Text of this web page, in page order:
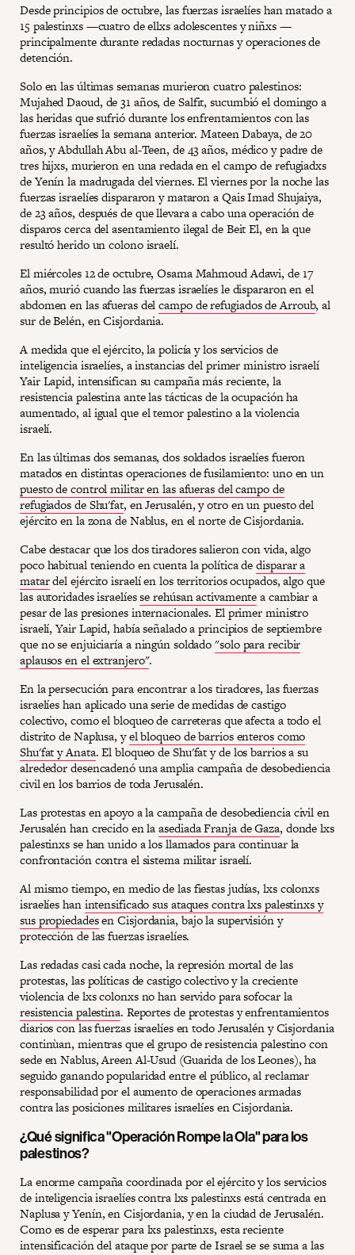
Desde principios de octubre, las fuerzas israelíes han matado a
15 palestinxs —cuatro de ellxs adolescentes y niñxs —
principalmente durante redadas nocturnas y operaciones de
detención.
Solo en las últimas semanas murieron cuatro palestinos:
Mujahed Daoud, de 31 años, de Salfit, sucumbió el domingo a
las heridas que sufrió durante los enfrentamientos con las
fuerzas israelíes la semana anterior. Mateen Dabaya, de 20
años, y Abdullah Abu al-Teen, de 43 años, médico y padre de
tres hijxs, murieron en una redada en el campo de refugiadxs
de Yenín la madrugada del viernes. El viernes por la noche las
fuerzas israelíes dispararon y mataron a Qais Imad Shujaiya,
de 23 años, después de que llevara a cabo una operación de
disparos cerca del asentamiento ilegal de Beit El, en la que
resultó herido un colono israelí.
El miércoles 12 de octubre, Osama Mahmoud Adawi, de 17
años, murió cuando las fuerzas israelíes le dispararon en el
abdomen en las afueras delcampo de refugiados de Arroub, al
sur de Belén, en Cisjordania.
A medida que el ejército, la policía y los servicios de
inteligencia israelíes, a instancias del primer ministro israelí
Yair Lapid, intensifican su campaña más reciente, la
resistencia palestina ante las tácticas de la ocupación ha
aumentado, al igual que el temor palestino a la violencia
israelí.
En las últimas dos semanas, dos soldados israelíes fueron
matados en distintas operaciones de fusilamiento: uno en un
puesto de control militar en las afueras del campo de
refugiados de Shu'fat, en Jerusalén, y otro en un puesto del
ejército en la zona de Nablus, en el norte de Cisjordania.
Cabe destacar que los dos tiradores salieron con vida, algo
poco habitual teniendo en cuenta la política dedisparar a
matardel ejército israelí en los territorios ocupados, algo que
las autoridades israelíesse rehúsan activamentea cambiar a
pesar de las presiones internacionales. El primer ministro
israelí, Yair Lapid, había señalado a principios de septiembre
que no se enjuiciaría a ningún soldado"solo para recibir
aplausos en el extranjero".
En la persecución para encontrar a los tiradores, las fuerzas
israelíes han aplicado una serie de medidas de castigo
colectivo, como el bloqueo de carreteras que afecta a todo el
distrito de Naplusa, yel bloqueo de barrios enteros como
Shu'fat y Anata. El bloqueo de Shu'fat y de los barrios a su
alrededor desencadenó una amplia campaña de desobediencia
civil en los barrios de toda Jerusalén.
Las protestas en apoyo a la campaña de desobediencia civil en
Jerusalén han crecido en laasediada Franja de Gaza, donde lxs
palestinxs se han unido a los llamados para continuar la
confrontación contra el sistema militar israelí.
Al mismo tiempo, en medio de las fiestas judías, lxs colonxs
israelíes hanintensificado sus ataques contra lxs palestinxs y
sus propiedadesen Cisjordania, bajo la supervisión y
protección de las fuerzas israelíes.
Las redadas casi cada noche, la represión mortal de las
protestas, las políticas de castigo colectivo y la creciente
violencia de lxs colonxs no han servido para sofocar la
resistencia palestina. Reportes de protestas y enfrentamientos
diarios con las fuerzas israelíes en todo Jerusalén y Cisjordania
continùan, mientras que el grupo de resistencia palestino con
sede en Nablus, Areen Al-Usud (Guarida de los Leones), ha
seguido ganando popularidad entre el público, al reclamar
responsabilidad por el aumento de operaciones armadas
contra las posiciones militares israelíes en Cisjordania.
¿Qué significa "Operación Rompe la Ola" para los
palestinos?
La enorme campaña coordinada por el ejército y los servicios
de inteligencia israelíes contra lxs palestinxs está centrada en
Naplusa y Yenín, en Cisjordania, y en la ciudad de Jerusalén.
Como es de esperar para lxs palestinxs, esta reciente
intensificación del ataque por parte de Israel se se suma a las